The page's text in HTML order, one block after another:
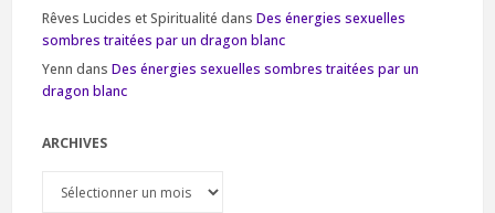
Rêves Lucides et Spiritualité dans Des énergies sexuelles
sombres traitées par un dragon blanc
Yenn dans Des énergies sexuelles sombres traitées par un
dragon blanc
ARCHIVES